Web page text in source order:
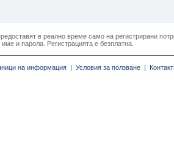
в реално време само на регистрирани
и парола. Регистрацията е безплатна.
на информация | Условия за ползване |